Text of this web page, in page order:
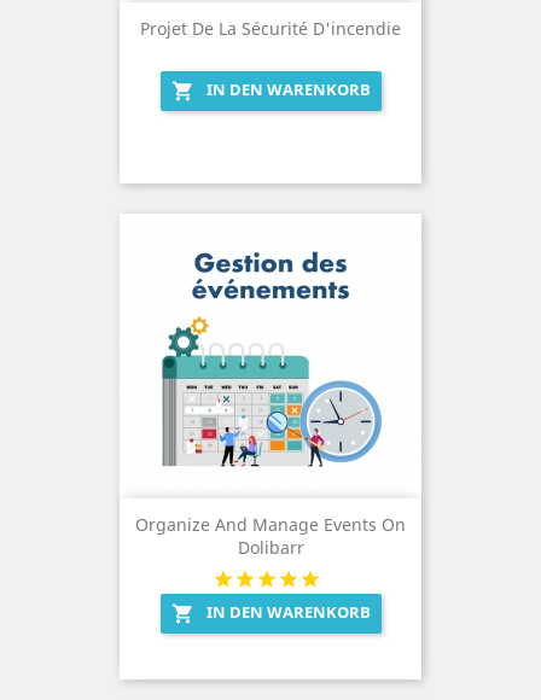
Projet De La Sécurité D'incendie
 IN DEN WARENKORB
Organize And Manage Events On
Dolibarr
 IN DEN WARENKORB